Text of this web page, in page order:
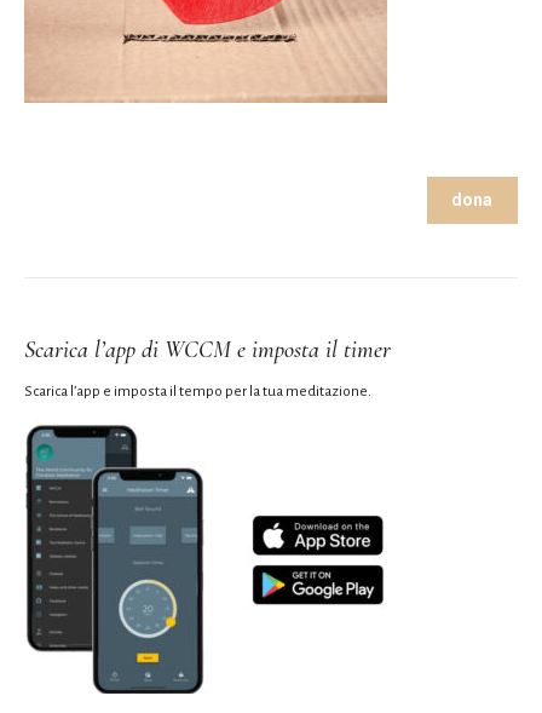
dona
Scarica l’app di WCCM e imposta il timer
Scarica l’app e imposta il tempo per la tua meditazione.